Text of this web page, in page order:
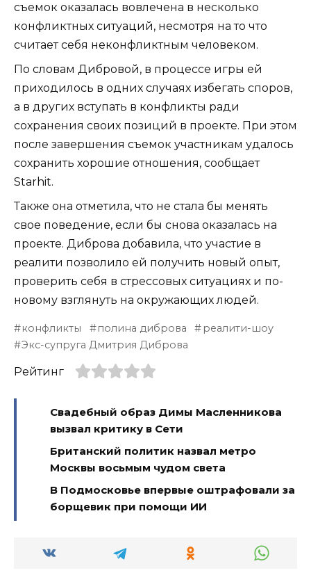
съемок оказалась вовлечена в несколько
конфликтных ситуаций, несмотря на то что
считает себя неконфликтным человеком.
По словам Дибровой, в процессе игры ей
приходилось в одних случаях избегать споров,
а в других вступать в конфликты ради
сохранения своих позиций в проекте. При этом
после завершения съемок участникам удалось
сохранить хорошие отношения, сообщает
Starhit.
Также она отметила, что не стала бы менять
свое поведение, если бы снова оказалась на
проекте. Диброва добавила, что участие в
реалити позволило ей получить новый опыт,
проверить себя в стрессовых ситуациях и по-
новому взглянуть на окружающих людей.
конфликты полина диброва
реалити-шоу
Экс-супруга Дмитрия Диброва
Рейтинг
Свадебный образ Димы Масленникова
вызвал критику в Сети
Британский политик назвал метро
Москвы восьмым чудом света
В Подмосковье впервые оштрафовали за
борщевик при помощи ИИ